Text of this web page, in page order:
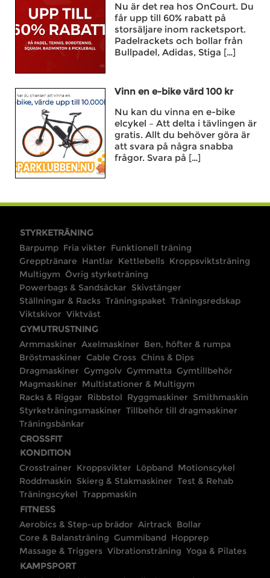
Nu är det rea hos OnCourt. Du
får upp till 60% rabatt på
storsäljare inom racketsport.
Padelrackets och bollar från
Bullpadel, Adidas, Stiga […]
Vinn en e-bike värd 100 kr
Nu kan du vinna en e-bike
elcykel – Att delta i tävlingen är
gratis. Allt du behöver göra är
att svara på några snabba
frågor. Svara på […]
STYRKETRÄNING
Barpump Fria vikter Funktionell träning
Grepptränare Hantlar Kettlebells Kroppsviktsträning
Multigym Övrig styrketräning
Powerbags & Sandsäckar Skivstänger
Ställningar & Racks Träningspaket Träningsredskap
Viktskivor Viktväst
GYMUTRUSTNING
Armmaskiner Axelmaskiner Ben, höfter & rumpa
Bröstmaskiner Cable Cross Chins & Dips
Dragmaskiner Gymgolv Gymmatta Gymtillbehör
Magmaskiner Multistationer & Multigym
Racks & Riggar Ribbstol Ryggmaskiner Smithmaskin
Styrketräningsmaskiner Tillbehör till dragmaskiner
Träningsbänkar
CROSSFIT
KONDITION
Crosstrainer Kroppsvikter Löpband Motionscykel
Roddmaskin Skierg & Stakmaskiner Test & Rehab
Träningscykel Trappmaskin
FITNESS
Aerobics & Step-up brädor Airtrack Bollar
Core & Balansträning Gummiband Hopprep
Massage & Triggers Vibrationsträning Yoga & Pilates
KAMPSPORT